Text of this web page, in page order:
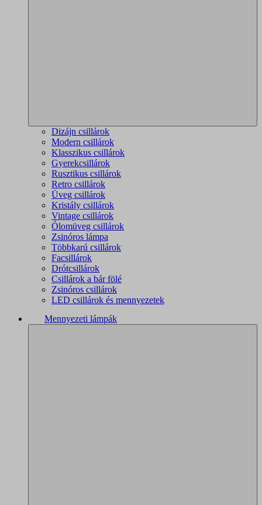
Dizájn csillárok
Modern csillárok
Klasszikus csillárok
Gyerekcsillárok
Rusztikus csillárok
Retro csillárok
Üveg csillárok
Kristály csillárok
Vintage csillárok
Ólomüveg csillárok
Zsinóros lámpa
Többkarú csillárok
Facsillárok
Drótcsillárok
Csillárok a bár fölé
Zsinóros csillárok
LED csillárok és mennyezetek
Mennyezeti lámpák